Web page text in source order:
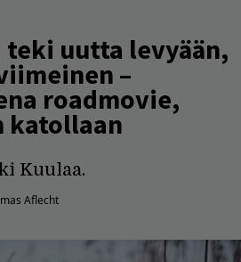
uutta levyään,
–
roadmovie,
katollaan
Kuulaa.
Aflecht